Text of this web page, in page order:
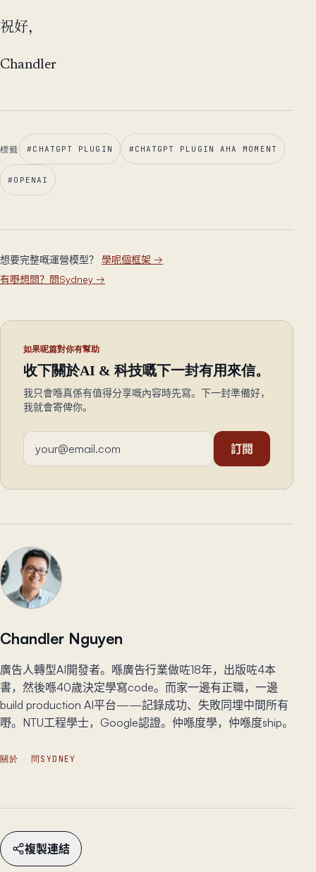
祝好，
Chandler
標籤 #CHATGPT PLUGIN #CHATGPT PLUGIN AHA MOMENT
#OPENAI
想要完整嘅運營模型？ 學呢個框架 →
有嘢想問？問Sydney →
如果呢篇對你有幫助
收下關於AI & 科技嘅下一封有用來信。
我只會喺真係有值得分享嘅內容時先寫。下一封準備好，
我就會寄俾你。
電郵地址
訂閱
Chandler Nguyen
廣告人轉型AI開發者。喺廣告行業做咗18年，出版咗4本
書，然後喺40歲決定學寫code。而家一邊有正職，一邊
build production AI平台——記錄成功、失敗同埋中間所有
嘢。NTU工程學士，Google認證。仲喺度學，仲喺度ship。
關於 問SYDNEY
複製連結